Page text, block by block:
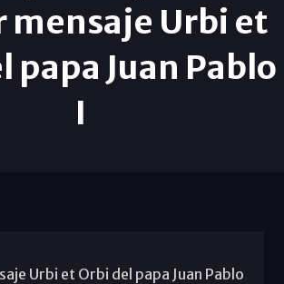
mensaje Urbi et
papa Juan Pablo
I
Urbi et Orbi del papa Juan Pablo